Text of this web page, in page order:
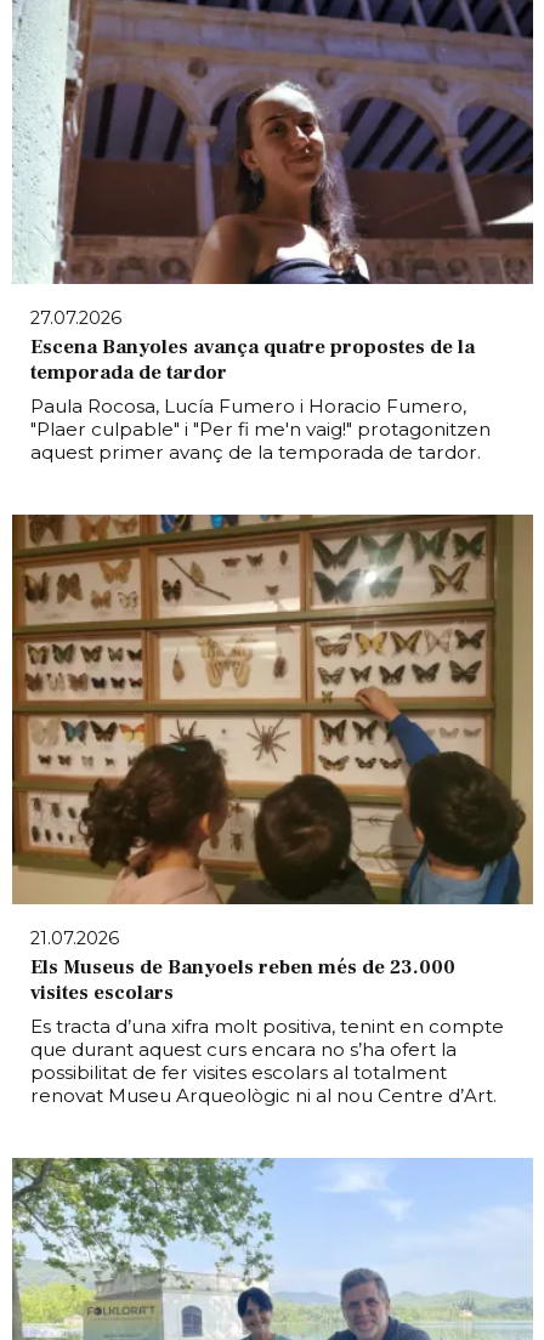
27.07.2026
Escena Banyoles avança quatre propostes de la
temporada de tardor
Paula Rocosa, Lucía Fumero i Horacio Fumero,
"Plaer culpable" i "Per fi me'n vaig!" protagonitzen
aquest primer avanç de la temporada de tardor.
21.07.2026
Els Museus de Banyoels reben més de 23.000
visites escolars
Es tracta d’una xifra molt positiva, tenint en compte
que durant aquest curs encara no s’ha ofert la
possibilitat de fer visites escolars al totalment
renovat Museu Arqueològic ni al nou Centre d’Art.